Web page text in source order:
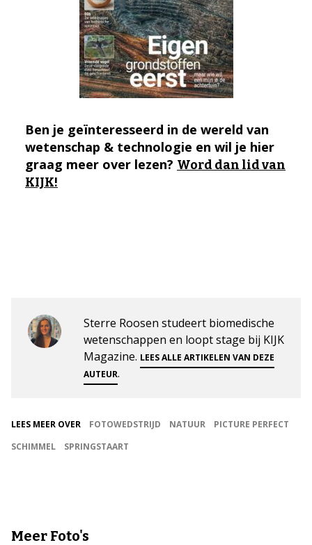
Ben je geïnteresseerd in de wereld van
wetenschap & technologie en wil je hier
graag meer over lezen? Word dan lid van
KIJK!
Sterre Roosen studeert biomedische
wetenschappen en loopt stage bij KIJK
Magazine. LEES ALLE ARTIKELEN VAN DEZE
AUTEUR.
LEES MEER OVER FOTOWEDSTRIJD NATUUR
PICTURE PERFECT
SCHIMMEL
SPRINGSTAART
Meer Foto's